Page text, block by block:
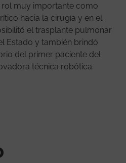
rol muy importante como
hacia la cirugía y en el
el trasplante pulmonar
Estado y también brindó
del primer paciente del
técnica robótica.